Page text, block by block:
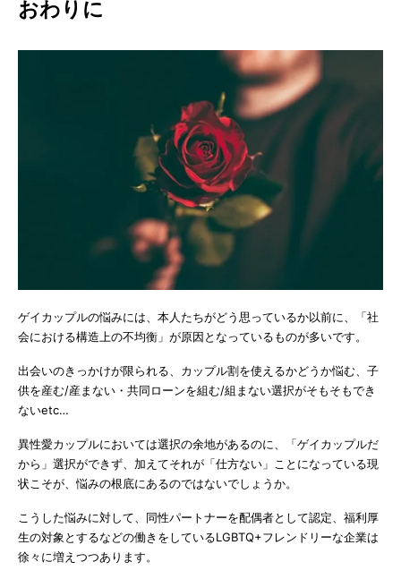
おわりに
ゲイカップルの悩みには、本人たちがどう思っているか以前に、「社
会における構造上の不均衡」が原因となっているものが多いです。
出会いのきっかけが限られる、カップル割を使えるかどうか悩む、子
供を産む/産まない・共同ローンを組む/組まない選択がそもそもでき
ないetc…
異性愛カップルにおいては選択の余地があるのに、「ゲイカップルだ
から」選択ができず、加えてそれが「仕方ない」ことになっている現
状こそが、悩みの根底にあるのではないでしょうか。
こうした悩みに対して、同性パートナーを配偶者として認定、福利厚
生の対象とするなどの働きをしているLGBTQ+フレンドリーな企業は
徐々に増えつつあります。